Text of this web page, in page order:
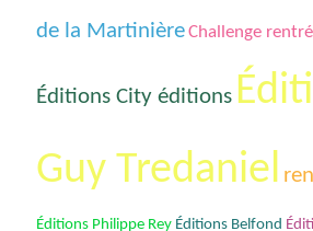
de la MartinièreChallenge
Éditions City éditions
Guy Tredaniel
Éditions Philippe Rey Éditions Belfond